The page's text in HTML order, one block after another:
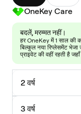
OneKey Care
बदलें, मरम्मत नहीं।
हर OneKey में 1 साल की
बिल्कुल नया रिप्लेसमेंट
प्राइवेट की वहीं रहती है
2 वर्ष
3 वर्ष